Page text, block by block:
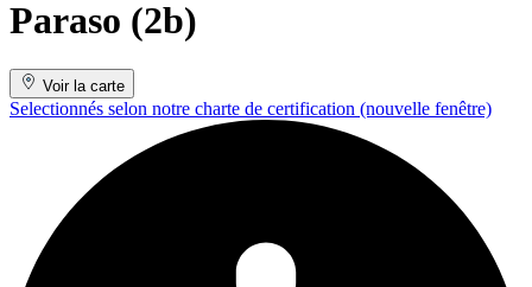
Paraso (2b)
Voir la carte
Selectionnés selon notre charte de certification (nouvelle fenêtre)